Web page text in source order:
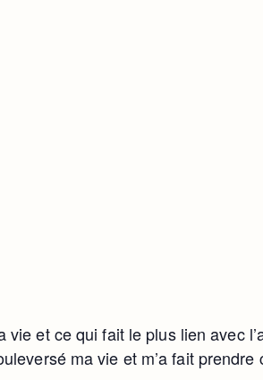
et ce qui fait le plus lien avec
ma vie et m’a fait